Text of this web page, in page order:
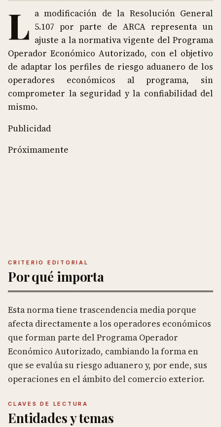
L a modificación de la Resolución General
5.107 por parte de ARCA representa un
ajuste a la normativa vigente del Programa
Operador Económico Autorizado, con el objetivo
de adaptar los perfiles de riesgo aduanero de los
operadores económicos al programa, sin
comprometer la seguridad y la confiabilidad del
mismo.
Publicidad
Próximamente
CRITERIO EDITORIAL
Por qué importa
Esta norma tiene trascendencia media porque
afecta directamente a los operadores económicos
que forman parte del Programa Operador
Económico Autorizado, cambiando la forma en
que se evalúa su riesgo aduanero y, por ende, sus
operaciones en el ámbito del comercio exterior.
CLAVES DE LECTURA
Entidades y temas